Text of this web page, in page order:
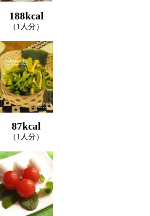
188kcal
（1人分）
87kcal
（1人分）